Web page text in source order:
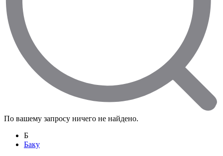
По вашему запросу ничего не найдено.
Б
Баку